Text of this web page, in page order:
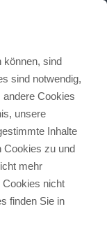
der
können, sind
sind notwendig,
andere Cookies
unsere
Inhalte
Cookies zu und
mehr
Cookies nicht
finden Sie in